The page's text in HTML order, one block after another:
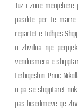
Tuz i zunë
pasdite për të marrë
repartet e Lidhjes
u zhvillua një
vendosmëria e
tërhiqeshin. Princ
u pa se shqiptarët
pas bisedimeve që